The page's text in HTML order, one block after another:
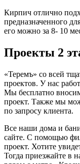
Кирпич отлично
предназначенного
его можно за 8- 10
Проекты 2
«Теремъ» со всей
проектов. У нас
Мы бесплатно
проект. Также мы
по запросу клиента.
Все наши дома и
сайте. С помощью
проект. Хотите
Тогда приезжайте в